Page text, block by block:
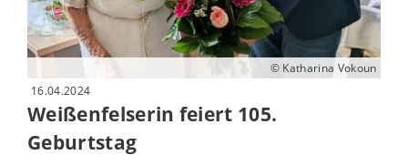
© Katharina Vokoun
16.04.2024
Weißenfelserin feiert 105.
Geburtstag